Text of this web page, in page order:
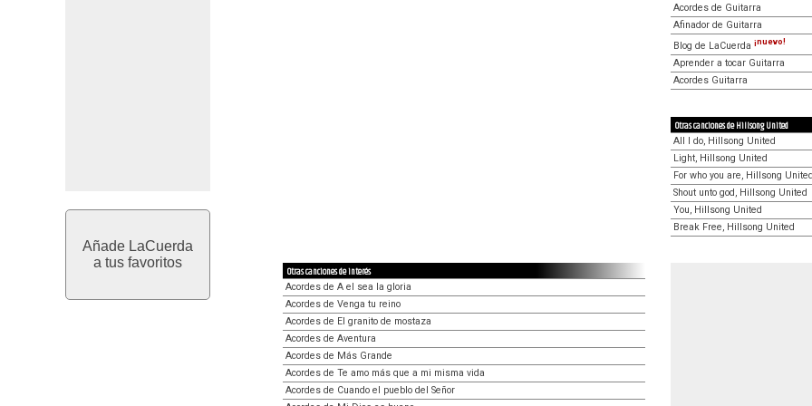
Añade LaCuerda
a tus favoritos
Acordes de Guitarra
Afinador de Guitarra
Blog de LaCuerda ¡nuevo!
Aprender a tocar Guitarra
Acordes Guitarra
Otras canciones de Hillsong United
All I do, Hillsong United
Light, Hillsong United
For who you are, Hillsong United
Shout unto god, Hillsong United
You, Hillsong United
Break Free, Hillsong United
Otras canciones de interés
Acordes de A el sea la gloria
Acordes de Venga tu reino
Acordes de El granito de mostaza
Acordes de Aventura
Acordes de Más Grande
Acordes de Te amo más que a mi misma vida
Acordes de Cuando el pueblo del Señor